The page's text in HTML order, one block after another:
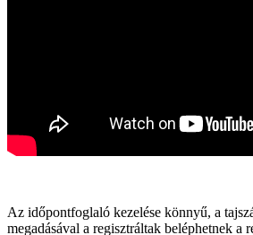
Az időpontfoglaló kezelése könnyű, a
megadásával a regisztráltak beléphetnek a